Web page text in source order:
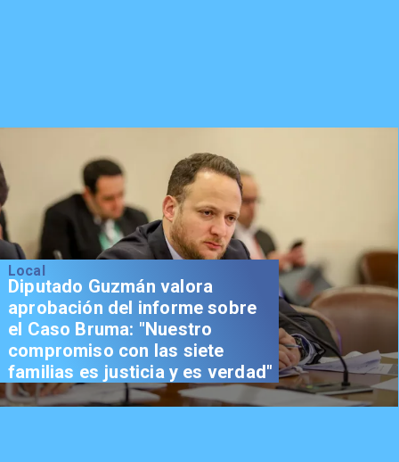
Local
Diputado Guzmán valora
aprobación del informe sobre
el Caso Bruma: "Nuestro
compromiso con las siete
familias es justicia y es verdad"